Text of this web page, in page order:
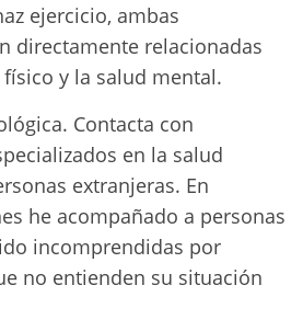
ejercicio, ambas
directamente relacionadas
y la salud mental.
Contacta con
en la salud
extranjeras. En
he acompañado a personas
incomprendidas por
no entienden su situación